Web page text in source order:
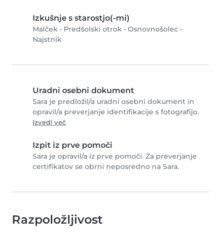
Izkušnje s starostjo(-mi)
Malček • Predšolski otrok • Osnovnošolec •
Najstnik
Uradni osebni dokument
Sara je predložil/a uradni osebni dokument in
opravil/a preverjanje identifikacije s fotografijo.
Izvedi več
Izpit iz prve pomoči
Sara je opravil/a iz prve pomoči. Za preverjanje
certifikatov se obrni neposredno na Sara.
Razpoložljivost